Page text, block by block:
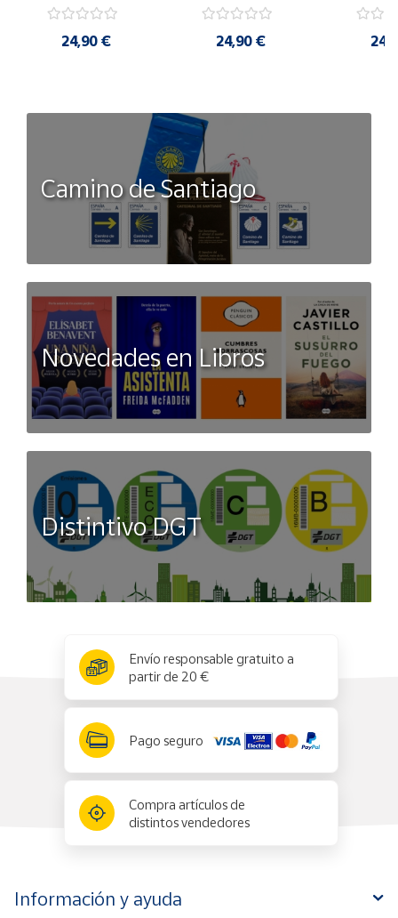
24,90 € 24,90 €
Camino de Santiago
Novedades en Libros
Distintivo DGT
Envío responsable gratuito a
partir de 20 €
Pago seguro
Compra artículos de
distintos vendedores
Información y ayuda